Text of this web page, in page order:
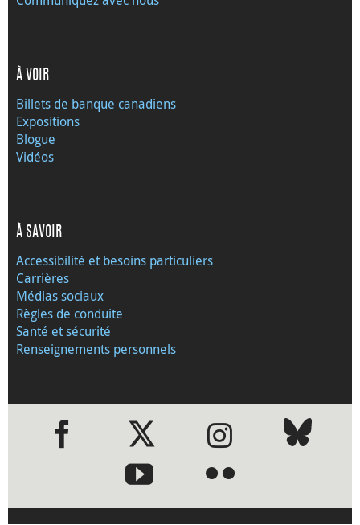
À VOIR
Billets de banque canadiens
Expositions
Blogue
Vidéos
À SAVOIR
Accessibilité et besoins particuliers
Carrières
Médias sociaux
Règles de conduite
Santé et sécurité
Renseignements personnels
●●